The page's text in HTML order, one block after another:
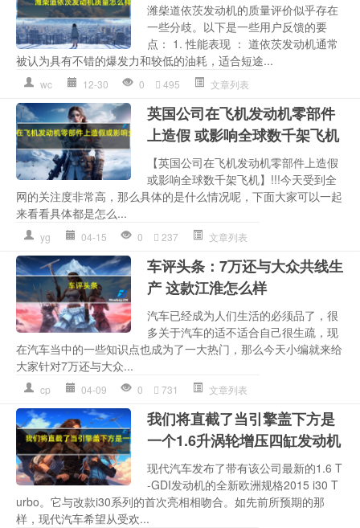
潍柴道依茨发动机的质量评价似乎存在
一些分歧。以下是一些用户反馈的要
点： 1. 性能表现 ： 道依茨发动机通常
被认为具有不错的爆发力和较低的油耗，适合短途...
wc 12-30 0 495 文章列表
英国公司在飞机发动机零部件
上造假 或影响全球数千架飞机
【英国公司在飞机发动机零部件上造假
或影响全球数千架飞机】!!!今天受到全
网的关注度非常高，那么具体的是什么情况呢，下面大家可以一起
来看看具体都是怎么...
yg 04-15 0 237 文章列表
车评头条：7万还与大众共线生
产 这款江淮怎么样
汽车已经成为人们生活的必须品了，很
多关于汽车的适不适合自己很生疏，现
在汽车当中的一些知识点也成为了一大热门，那么今天小编就来给
大家针对7万还与大众...
cp 04-09 0 731 文章列表
我们将直截了当引擎盖下方是
一个1.6升涡轮增压四缸发动机
现代汽车发布了带有该公司最新的1.6 T
-GDI发动机的全新欧洲规格2015 i30 T
urbo。它与改款i30系列的首次亮相相吻合。如先前所预期的那
样，现代汽车希望从受欢...